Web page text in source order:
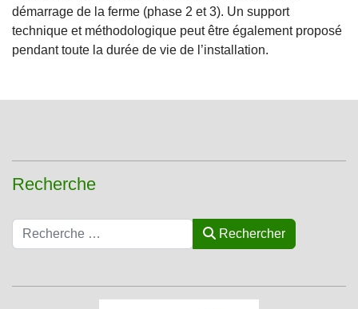
démarrage de la ferme (phase 2 et 3). Un support
technique et méthodologique peut être également proposé
pendant toute la durée de vie de l’installation.
Recherche
Rechercher Rechercher